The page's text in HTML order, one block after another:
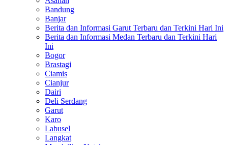
Bandung
Banjar
Berita dan Informasi Garut Terbaru dan Terkini Hari Ini
Berita dan Informasi Medan Terbaru dan Terkini Hari
Ini
Bogor
Brastagi
Ciamis
Cianjur
Dairi
Deli Serdang
Garut
Karo
Labusel
Langkat